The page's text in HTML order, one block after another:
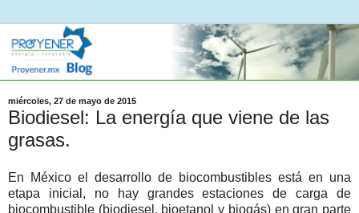
miércoles, 27 de mayo de 2015
Biodiesel: La energía que viene de las
grasas.
En México el desarrollo de biocombustibles está en una
etapa inicial, no hay grandes estaciones de carga de
biocombustible (biodiesel, bioetanol y biogás) en gran parte